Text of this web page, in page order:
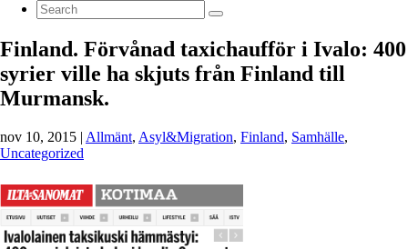
Finland. Förvånad taxichaufför i Ivalo: 400
syrier ville ha skjuts från Finland till
Murmansk.
nov 10, 2015 | Allmänt, Asyl&Migration, Finland, Samhälle,
Uncategorized